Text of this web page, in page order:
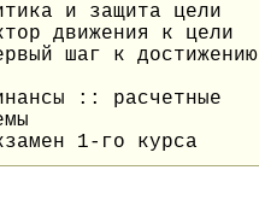
и защита цели
движения к цели
шаг к достижению
:: расчетные
1-го курса